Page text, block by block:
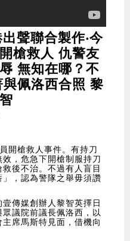
聲聯合製作‧今
槍救人 仇警友
無知在哪？不
佩洛西合照 黎
開槍救人事件。有持刀
，危急下開槍制服持刀
後不治。不過有人盲目
，認為警隊之舉毋須讚
傳媒創辦人黎智英擇日
議院前議長佩洛西，以
席馬斯特見面，借機向